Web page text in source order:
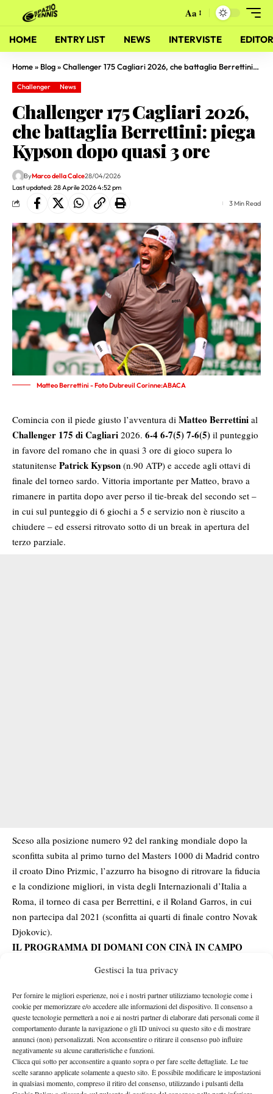
Gestisci la tua privacy
Per fornire le migliori esperienze, noi e i nostri partner utilizziamo tecnologie come i
cookie per memorizzare e/o accedere alle informazioni del dispositivo. Il consenso a
queste tecnologie permetterà a noi e ai nostri partner di elaborare dati personali come il
comportamento durante la navigazione o gli ID univoci su questo sito e di mostrare
annunci (non) personalizzati. Non acconsentire o ritirare il consenso può influire
negativamente su alcune caratteristiche e funzioni.
Clicca qui sotto per acconsentire a quanto sopra o per fare scelte dettagliate. Le tue
scelte saranno applicate solamente a questo sito. È possibile modificare le impostazioni
in qualsiasi momento, compreso il ritiro del consenso, utilizzando i pulsanti della
Aa
HOME ENTRY LIST NEWS INTERVISTE
Home» Blog»Challenger 175 Cagliari 2026, che battaglia Berrettini: piega Kypson dopo quasi 3 ore
Challenger News
Challenger 175 Cagliari 2026,
che battaglia Berrettini: piega
Kypson dopo quasi 3 ore
Last updated: 28 Aprile 2026 4:52 pm
ByMarco della Calce28/04/2026
3 Min Read
Matteo Berrettini - Foto Dubreuil Corinne:ABACA
Comincia con il piede giusto l’avventura di Matteo Berrettini al
Challenger 175 di Cagliari 2026. 6-4 6-7(5) 7-6(5) il punteggio
in favore del romano che in quasi 3 ore di gioco supera lo
statunitense Patrick Kypson (n.90 ATP) e accede agli ottavi di
finale del torneo sardo. Vittoria importante per Matteo, bravo a
rimanere in partita dopo aver perso il tie-break del secondo set –
in cui sul punteggio di 6 giochi a 5 e servizio non è riuscito a
chiudere – ed essersi ritrovato sotto di un break in apertura del
terzo parziale.
Sceso alla posizione numero 92 del ranking mondiale dopo la
sconfitta subita al primo turno del Masters 1000 di Madrid contro
il croato Dino Prizmic, l’azzurro ha bisogno di ritrovare la fiducia
e la condizione migliori, in vista degli Internazionali d’Italia a
Roma, il torneo di casa per Berrettini, e il Roland Garros, in cui
non partecipa dal 2021 (sconfitta ai quarti di finale contro Novak
Djokovic).
IL PROGRAMMA DI DOMANI CON CINÀ IN CAMPO
, testa di serie numero 1 del tabellone.
favore di Berrettini per quanto riguarda iprecedenti, entrambi
sulla terra: ATP 250 di Marrakech 2024 (semifinale) e Masters
1000 di Monte-Carlo 2025 (primo turno).
Le parole
“Senza questo pubblico avrei perso la partita, avessi giocato da
un’altra parte non avrei vinto– ha detto Matteo nell’intervista a